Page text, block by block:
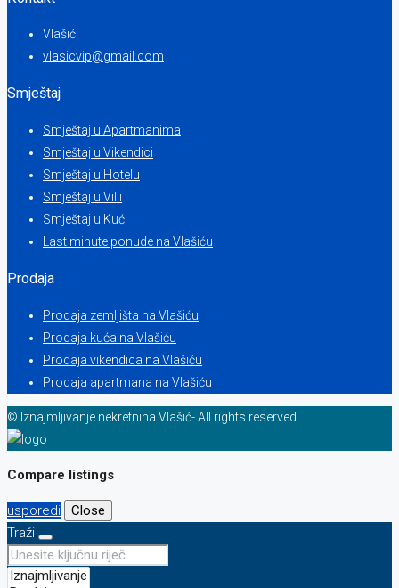
Vlašić
vlasicvip@gmail.com
Smještaj
Smještaj u Apartmanima
Smještaj u Vikendici
Smještaj u Hotelu
Smještaj u Villi
Smještaj u Kući
Last minute ponude na Vlašiću
Prodaja
Prodaja zemljišta na Vlašiću
Prodaja kuća na Vlašiću
Prodaja vikendica na Vlašiću
Prodaja apartmana na Vlašiću
© Iznajmljivanje nekretnina Vlašić- All rights reserved
Compare listings
usporedi
Close
Traži